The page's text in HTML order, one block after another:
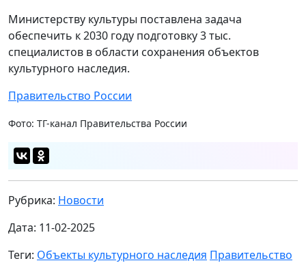
Министерству культуры поставлена задача
обеспечить к 2030 году подготовку 3 тыс.
специалистов в области сохранения объектов
культурного наследия.
Правительство России
Фото: ТГ-канал Правительства России
Рубрика: Новости
Дата: 11-02-2025
Теги: Объекты культурного наследия Правительство